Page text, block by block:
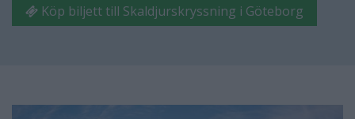
Köp biljett till Skaldjurskryssning i Göteborg